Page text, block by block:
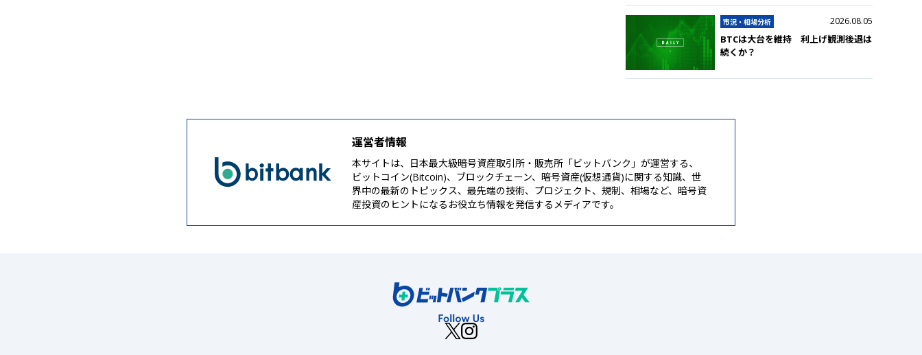
市況・相場分析 2026.08.05
BTCは大台を維持 利上げ観測後退は
続くか？
運営者情報
本サイトは、日本最大級暗号資産取引所・販売所「ビットバンク」が運営する、
ビットコイン(Bitcoin)、ブロックチェーン、暗号資産(仮想通貨)に関する知識、世
界中の最新のトピックス、最先端の技術、プロジェクト、規制、相場など、暗号資
産投資のヒントになるお役立ち情報を発信するメディアです。